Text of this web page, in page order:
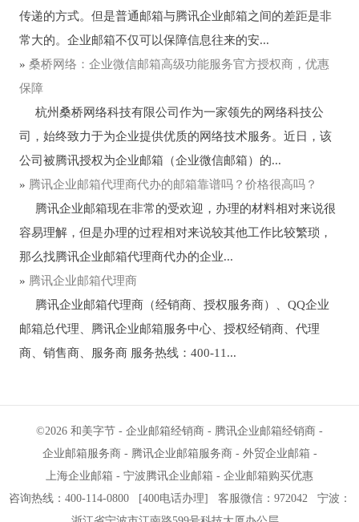
传递的方式。但是普通邮箱与腾讯企业邮箱之间的差距是非
常大的。企业邮箱不仅可以保障信息往来的安...
» 桑桥网络：企业微信邮箱高级功能服务官方授权商，优惠
保障
杭州桑桥网络科技有限公司作为一家领先的网络科技公
司，始终致力于为企业提供优质的网络技术服务。近日，该
公司被腾讯授权为企业邮箱（企业微信邮箱）的...
» 腾讯企业邮箱代理商代办的邮箱靠谱吗？价格很高吗？
腾讯企业邮箱现在非常的受欢迎，办理的材料相对来说很
容易理解，但是办理的过程相对来说较其他工作比较繁琐，
那么找腾讯企业邮箱代理商代办的企业...
» 腾讯企业邮箱代理商
腾讯企业邮箱代理商（经销商、授权服务商）、QQ企业
邮箱总代理、腾讯企业邮箱服务中心、授权经销商、代理
商、销售商、服务商 服务热线：400-11...
©2026 和美字节 - 企业邮箱经销商 - 腾讯企业邮箱经销商 -
企业邮箱服务商- 腾讯企业邮箱服务商- 外贸企业邮箱 -
上海企业邮箱 - 宁波腾讯企业邮箱 - 企业邮箱购买优惠
咨询热线：400-114-0800[400电话办理] 客服微信：972042 宁波 ：